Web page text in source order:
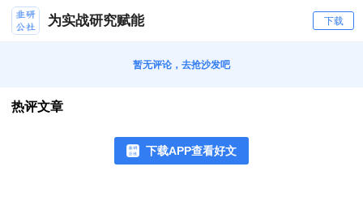
为实战研究赋能 下载
暂无评论，去抢沙发吧
热评文章
下载APP查看好文